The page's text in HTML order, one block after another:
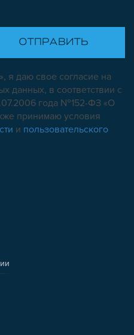
я даю свое согласие на
данных, в соответствии с
года №152-ФЗ «О
принимаю условия
и пользовательского